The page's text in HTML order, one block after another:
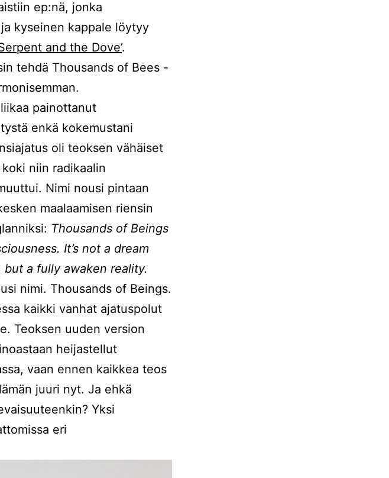
ep:nä, jonka
kyseinen kappale löytyy
and the Dove’.
tehdä Thousands of Bees -
painottanut
enkä kokemustani
oli teoksen vähäiset
niin radikaalin
Nimi nousi pintaan
maalaamisen riensin
Thousands of Beings
It’s not a dream
a fully awaken reality.
nimi. Thousands of Beings.
kaikki vanhat ajatuspolut
Teoksen uuden version
heijastellut
vaan ennen kaikkea teos
juuri nyt. Ja ehkä
Yksi
eri